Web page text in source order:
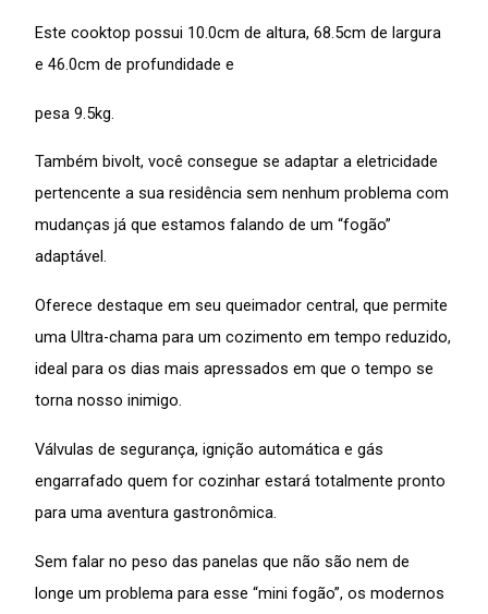
Este cooktop possui 10.0cm de altura, 68.5cm de largura
e 46.0cm de profundidade e
pesa 9.5kg.
Também bivolt, você consegue se adaptar a eletricidade
pertencente a sua residência sem nenhum problema com
mudanças já que estamos falando de um “fogão”
adaptável.
Oferece destaque em seu queimador central, que permite
uma Ultra-chama para um cozimento em tempo reduzido,
ideal para os dias mais apressados em que o tempo se
torna nosso inimigo.
Válvulas de segurança, ignição automática e gás
engarrafado quem for cozinhar estará totalmente pronto
para uma aventura gastronômica.
Sem falar no peso das panelas que não são nem de
longe um problema para esse “mini fogão”, os modernos